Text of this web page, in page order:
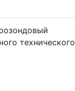
технического